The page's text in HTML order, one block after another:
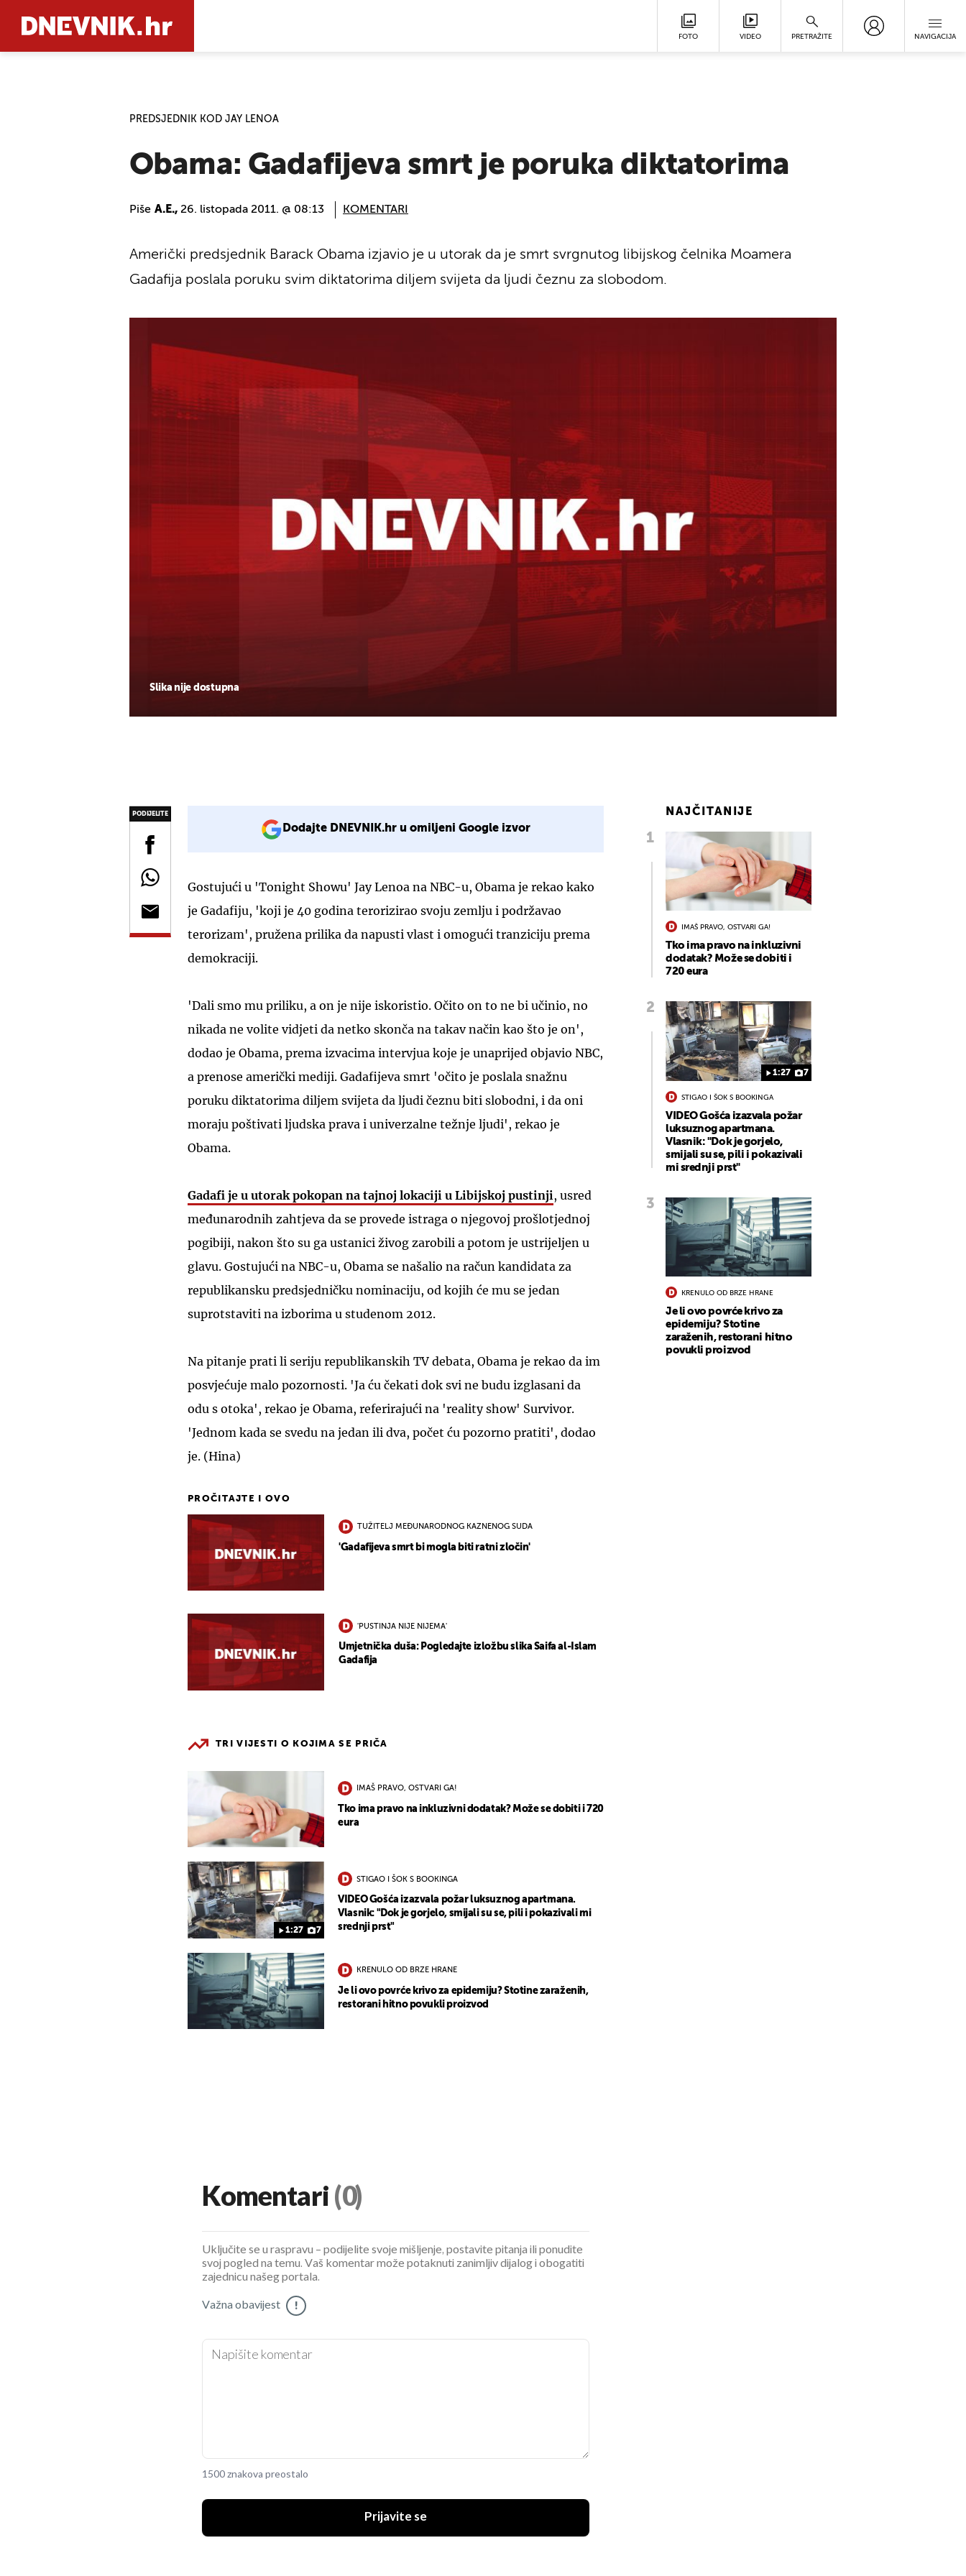
FOTO VIDEO PRETRAŽITE NAVIGACIJA
PREDSJEDNIK KOD JAY LENOA
Obama: Gadafijeva smrt je poruka diktatorima
Piše A.E., 26. listopada 2011. @ 08:13 KOMENTARI
Slika nije dostupna
Američki predsjednik Barack Obama izjavio je u utorak da je smrt svrgnutog libijskog čelnika Moamera
Gadafija poslala poruku svim diktatorima diljem svijeta da ljudi čeznu za slobodom.
PODIJELITE
Dodajte DNEVNIK.hr u omiljeni Google izvor
Gostujući u 'Tonight Showu' Jay Lenoa na NBC-u, Obama je rekao kako
je Gadafiju, 'koji je 40 godina terorizirao svoju zemlju i podržavao
terorizam', pružena prilika da napusti vlast i omogući tranziciju prema
demokraciji.
'Dali smo mu priliku, a on je nije iskoristio. Očito on to ne bi učinio, no
nikada ne volite vidjeti da netko skonča na takav način kao što je on',
dodao je Obama, prema izvacima intervjua koje je unaprijed objavio NBC,
a prenose američki mediji. Gadafijeva smrt 'očito je poslala snažnu
poruku diktatorima diljem svijeta da ljudi čeznu biti slobodni, i da oni
moraju poštivati ljudska prava i univerzalne težnje ljudi', rekao je
Obama.
Gadafi je u utorak pokopan na tajnoj lokaciji u Libijskoj pustinji, usred
međunarodnih zahtjeva da se provede istraga o njegovoj prošlotjednoj
pogibiji, nakon što su ga ustanici živog zarobili a potom je ustrijeljen u
glavu. Gostujući na NBC-u, Obama se našalio na račun kandidata za
republikansku predsjedničku nominaciju, od kojih će mu se jedan
suprotstaviti na izborima u studenom 2012.
Na pitanje prati li seriju republikanskih TV debata, Obama je rekao da im
posvjećuje malo pozornosti. 'Ja ću čekati dok svi ne budu izglasani da
odu s otoka', rekao je Obama, referirajući na 'reality show' Survivor.
'Jednom kada se svedu na jedan ili dva, počet ću pozorno pratiti', dodao
je. (Hina)
PROČITAJTE I OVO
TUŽITELJ MEĐUNARODNOG KAZNENOG SUDA
'Gadafijeva smrt bi mogla biti ratni zločin'
'PUSTINJA NIJE NIJEMA'
Umjetnička duša: Pogledajte izložbu slika Saifa al-Islam
Gadafija
TRI VIJESTI O KOJIMA SE PRIČA
IMAŠ PRAVO, OSTVARI GA!
Tko ima pravo na inkluzivni dodatak? Može se dobiti i 720
eura
1:27 7
STIGAO I ŠOK S BOOKINGA
VIDEO Gošća izazvala požar luksuznog apartmana.
Vlasnik: "Dok je gorjelo, smijali su se, pili i pokazivali mi
srednji prst"
KRENULO OD BRZE HRANE
Je li ovo povrće krivo za epidemiju? Stotine zaraženih,
restorani hitno povukli proizvod
NAJČITANIJE
IMAŠ PRAVO, OSTVARI GA!
Tko ima pravo na inkluzivni
dodatak? Može se dobiti i
720 eura
1:27 7
STIGAO I ŠOK S BOOKINGA
VIDEO Gošća izazvala požar
luksuznog apartmana.
Vlasnik: "Dok je gorjelo,
smijali su se, pili i pokazivali
mi srednji prst"
KRENULO OD BRZE HRANE
Je li ovo povrće krivo za
epidemiju? Stotine
zaraženih, restorani hitno
povukli proizvod
Komentari (0)
Uključite se u raspravu – podijelite svoje mišljenje, postavite pitanja ili ponudite
svoj pogled na temu. Vaš komentar može potaknuti zanimljiv dijalog i obogatiti
zajednicu našeg portala.
Važna obavijest !
1500 znakova preostalo
Prijavite se